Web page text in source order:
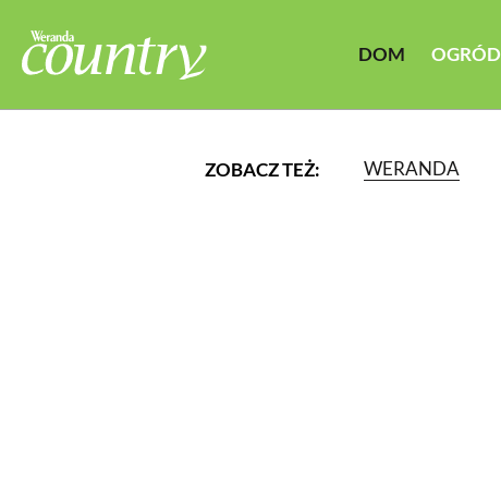
DOM OGRÓD
ZOBACZ TEŻ: WERANDA